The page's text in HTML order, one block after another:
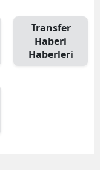
Transfer
Haberi
Haberleri